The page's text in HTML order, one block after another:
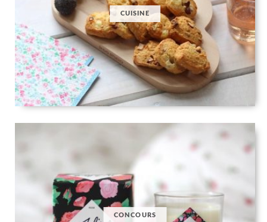
CUISINE
CONCOURS